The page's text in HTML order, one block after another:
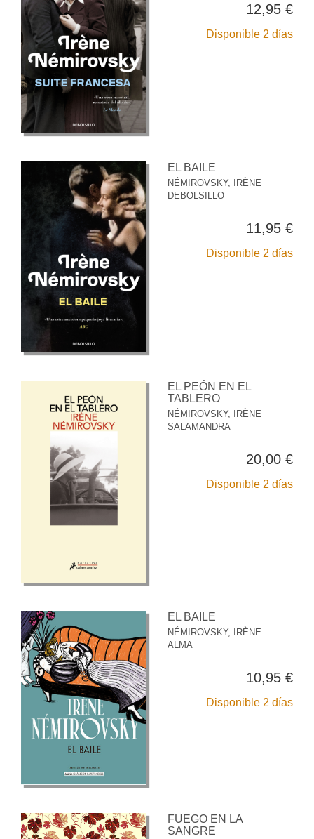
12,95 €
Disponible 2 días
EL BAILE
NÉMIROVSKY, IRÈNE
DEBOLSILLO
11,95 €
Disponible 2 días
EL PEÓN EN EL
TABLERO
NÉMIROVSKY, IRÈNE
SALAMANDRA
20,00 €
Disponible 2 días
EL BAILE
NÉMIROVSKY, IRÈNE
ALMA
10,95 €
Disponible 2 días
FUEGO EN LA
SANGRE